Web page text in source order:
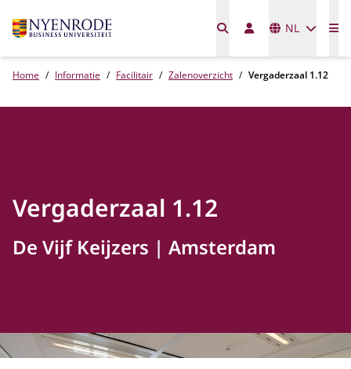
NL
Home Informatie Facilitair Zalenoverzicht Vergaderzaal 1.12
Vergaderzaal 1.12
De Vijf Keijzers Amsterdam